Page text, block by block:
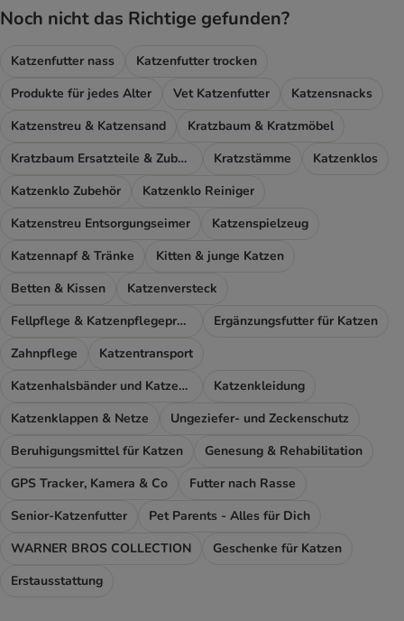
Noch nicht das Richtige gefunden?
Katzenfutter nass
Katzenfutter trocken
Produkte für jedes Alter
Vet Katzenfutter
Katzensnacks
Katzenstreu & Katzensand
Kratzbaum & Kratzmöbel
Kratzbaum Ersatzteile & Zubehör
Kratzstämme
Katzenklos
Katzenklo Zubehör
Katzenklo Reiniger
Katzenstreu Entsorgungseimer
Katzenspielzeug
Katzennapf & Tränke
Kitten & junge Katzen
Betten & Kissen
Katzenversteck
Fellpflege & Katzenpflegeprodukte
Ergänzungsfutter für Katzen
Zahnpflege
Katzentransport
Katzenhalsbänder und Katzengeschirr
Katzenkleidung
Katzenklappen & Netze
Ungeziefer- und Zeckenschutz
Beruhigungsmittel für Katzen
Genesung & Rehabilitation
GPS Tracker, Kamera & Co
Futter nach Rasse
Senior-Katzenfutter
Pet Parents - Alles für Dich
WARNER BROS COLLECTION
Geschenke für Katzen
Erstausstattung